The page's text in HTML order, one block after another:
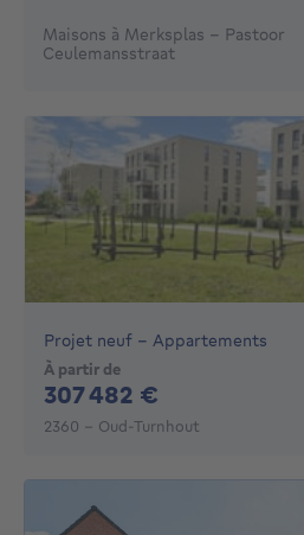
Maisons à Merksplas - Pastoor
Ceulemansstraat
Projet neuf - Appartements
À partir de
307 482 €
2360 - Oud-Turnhout